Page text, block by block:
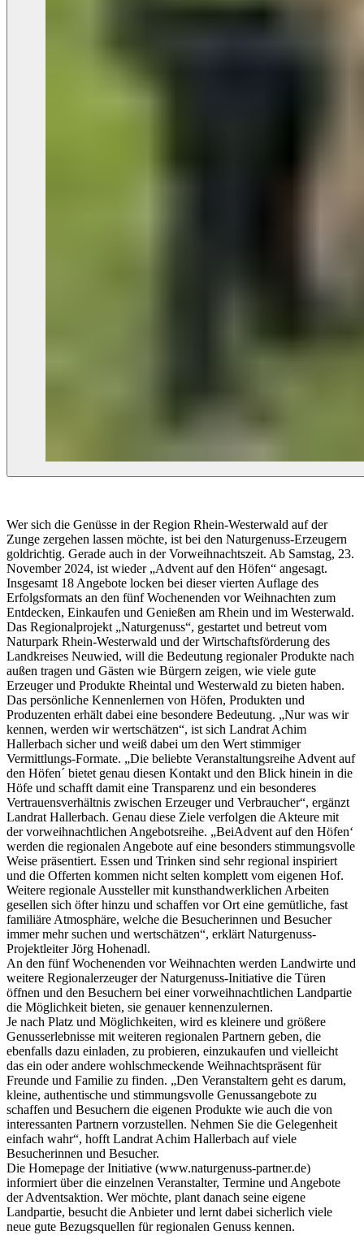
Wer sich die Genüsse in der Region Rhein-Westerwald auf der
Zunge zergehen lassen möchte, ist bei den Naturgenuss-Erzeugern
goldrichtig. Gerade auch in der Vorweihnachtszeit. Ab Samstag, 23.
November 2024, ist wieder „Advent auf den Höfen“ angesagt.
Insgesamt 18 Angebote locken bei dieser vierten Auflage des
Erfolgsformats an den fünf Wochenenden vor Weihnachten zum
Entdecken, Einkaufen und Genießen am Rhein und im Westerwald.
Das Regionalprojekt „Naturgenuss“, gestartet und betreut vom
Naturpark Rhein-Westerwald und der Wirtschaftsförderung des
Landkreises Neuwied, will die Bedeutung regionaler Produkte nach
außen tragen und Gästen wie Bürgern zeigen, wie viele gute
Erzeuger und Produkte Rheintal und Westerwald zu bieten haben.
Das persönliche Kennenlernen von Höfen, Produkten und
Produzenten erhält dabei eine besondere Bedeutung. „Nur was wir
kennen, werden wir wertschätzen“, ist sich Landrat Achim
Hallerbach sicher und weiß dabei um den Wert stimmiger
Vermittlungs-Formate. „Die beliebte Veranstaltungsreihe Advent auf
den Höfen´ bietet genau diesen Kontakt und den Blick hinein in die
Höfe und schafft damit eine Transparenz und ein besonderes
Vertrauensverhältnis zwischen Erzeuger und Verbraucher“, ergänzt
Landrat Hallerbach. Genau diese Ziele verfolgen die Akteure mit
der vorweihnachtlichen Angebotsreihe. „BeiAdvent auf den Höfen‘
werden die regionalen Angebote auf eine besonders stimmungsvolle
Weise präsentiert. Essen und Trinken sind sehr regional inspiriert
und die Offerten kommen nicht selten komplett vom eigenen Hof.
Weitere regionale Aussteller mit kunsthandwerklichen Arbeiten
gesellen sich öfter hinzu und schaffen vor Ort eine gemütliche, fast
familiäre Atmosphäre, welche die Besucherinnen und Besucher
immer mehr suchen und wertschätzen“, erklärt Naturgenuss-
Projektleiter Jörg Hohenadl.
An den fünf Wochenenden vor Weihnachten werden Landwirte und
weitere Regionalerzeuger der Naturgenuss-Initiative die Türen
öffnen und den Besuchern bei einer vorweihnachtlichen Landpartie
die Möglichkeit bieten, sie genauer kennenzulernen.
Je nach Platz und Möglichkeiten, wird es kleinere und größere
Genusserlebnisse mit weiteren regionalen Partnern geben, die
ebenfalls dazu einladen, zu probieren, einzukaufen und vielleicht
das ein oder andere wohlschmeckende Weihnachtspräsent für
Freunde und Familie zu finden. „Den Veranstaltern geht es darum,
kleine, authentische und stimmungsvolle Genussangebote zu
schaffen und Besuchern die eigenen Produkte wie auch die von
interessanten Partnern vorzustellen. Nehmen Sie die Gelegenheit
einfach wahr“, hofft Landrat Achim Hallerbach auf viele
Besucherinnen und Besucher.
Die Homepage der Initiative (www.naturgenuss-partner.de)
informiert über die einzelnen Veranstalter, Termine und Angebote
der Adventsaktion. Wer möchte, plant danach seine eigene
Landpartie, besucht die Anbieter und lernt dabei sicherlich viele
neue gute Bezugsquellen für regionalen Genuss kennen.